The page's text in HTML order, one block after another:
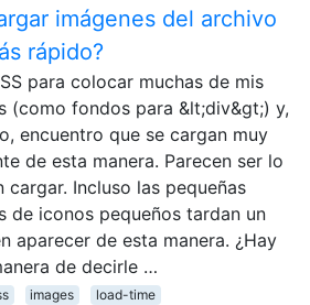
imágenes del archivo
rápido?
para colocar muchas de mis
(como fondos para &lt;div&gt;) y,
encuentro que se cargan muy
de esta manera. Parecen ser lo
cargar. Incluso las pequeñas
de iconos pequeños tardan un
aparecer de esta manera. ¿Hay
de decirle …
images load-time